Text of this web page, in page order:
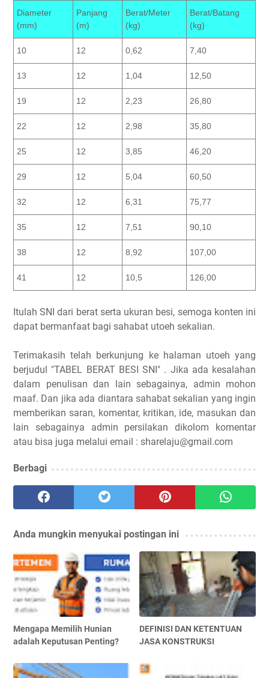
Diameter
(mm)
Panjang
(m)
Berat/Meter
(kg)
Berat/Batang
(kg)
10 12 0,62 7,40
13 12 1,04 12,50
19 12 2,23 26,80
22 12 2,98 35,80
25 12 3,85 46,20
29 12 5,04 60,50
32 12 6,31 75,77
35 12 7,51 90,10
38 12 8,92 107,00
41 12 10,5 126,00
Itulah SNI dari berat serta ukuran besi, semoga konten ini
dapat bermanfaat bagi sahabat utoeh sekalian.
Terimakasih telah berkunjung ke halaman utoeh yang
berjudul "TABEL BERAT BESI SNI" . Jika ada kesalahan
dalam penulisan dan lain sebagainya, admin mohon
maaf. Dan jika ada diantara sahabat sekalian yang ingin
memberikan saran, komentar, kritikan, ide, masukan dan
lain sebagainya admin persilakan dikolom komentar
atau bisa juga melalui email : sharelaju@gmail.com
Berbagi
Anda mungkin menyukai postingan ini
Mengapa Memilih Hunian
adalah Keputusan Penting?
DEFINISI DAN KETENTUAN
JASA KONSTRUKSI